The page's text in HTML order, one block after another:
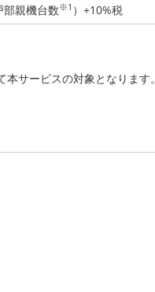
親機台数※1 ）+10%税
サービスの対象となります。